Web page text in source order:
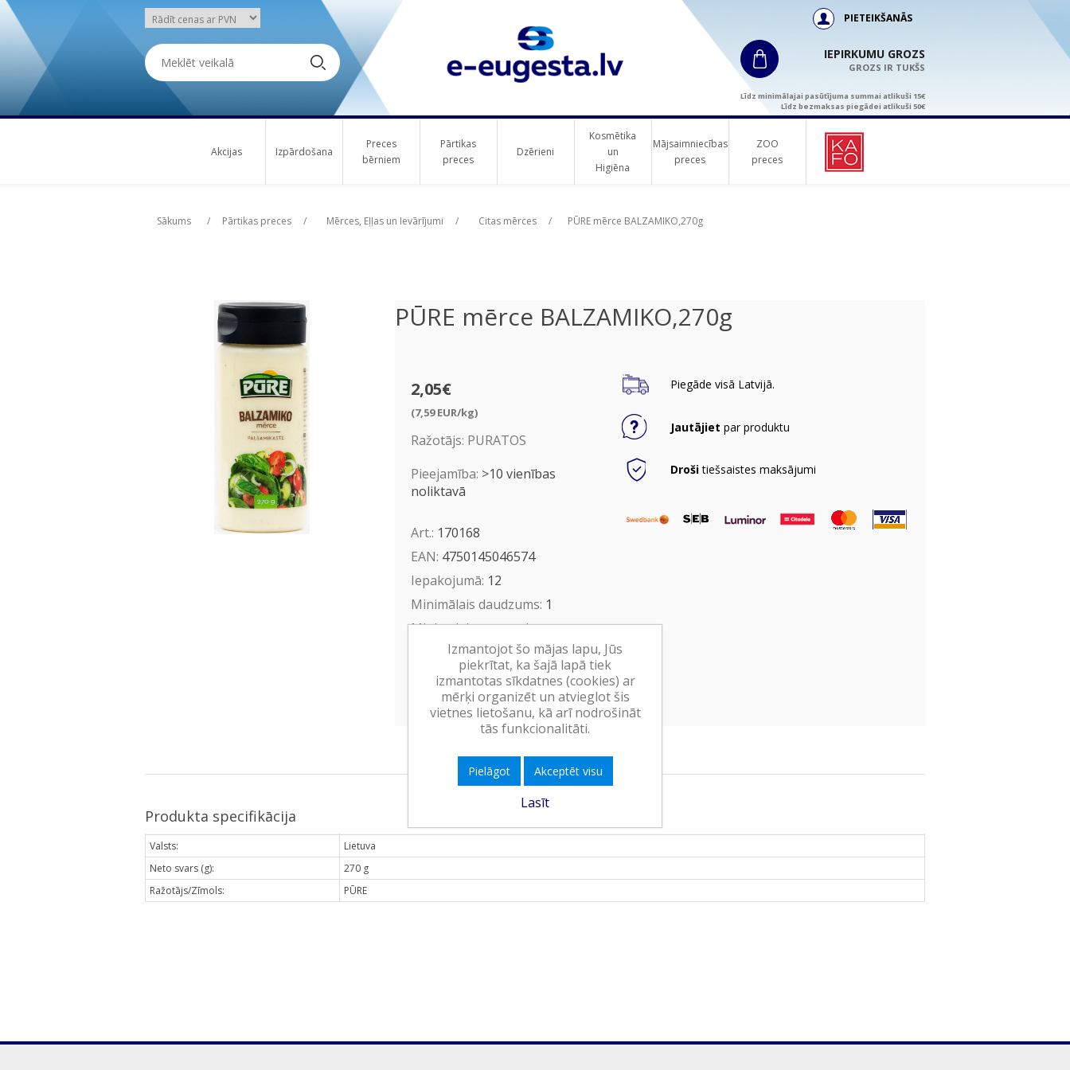
PIETEIKŠANĀS
IEPIRKUMU GROZS
GROZS IR TUKŠS
Līdz minimālajai pasūtījuma summai atlikuši 15€
Līdz bezmaksas piegādei atlikuši 50€
Akcijas Izpārdošana
Preces
bērniem
Pārtikas
preces
Dzērieni
Kosmētika
un
Higiēna
Mājsaimniecības
preces
ZOO
preces
Sākums / Pārtikas preces / Mērces, Eļļas un Ievārījumi / Citas mērces / PŪRE mērce BALZAMIKO,270g
PŪRE mērce BALZAMIKO,270g
2,05€
(7,59 EUR/kg)
Ražotājs: PURATOS
Pieejamība: >10 vienības
noliktavā
Art.: 170168
EAN: 4750145046574
Iepakojumā: 12
Minimālais daudzums: 1
Minimālais preces derīguma
termiņš:22.05.2027
Ielikt grozā
Piegāde visā Latvijā.
Jautājiet par produktu
Drošitiešsaistes maksājumi
Produkta specifikācija
Valsts:
Lietuva
Neto svars (g):
270 g
Ražotājs/Zīmols:
PŪRE
Izmantojot šo mājas lapu, Jūs
piekrītat, ka šajā lapā tiek
izmantotas sīkdatnes (cookies) ar
mērķi organizēt un atvieglot šis
vietnes lietošanu, kā arī nodrošināt
tās funkcionalitāti.
Pielāgot Akceptēt visu
Lasīt